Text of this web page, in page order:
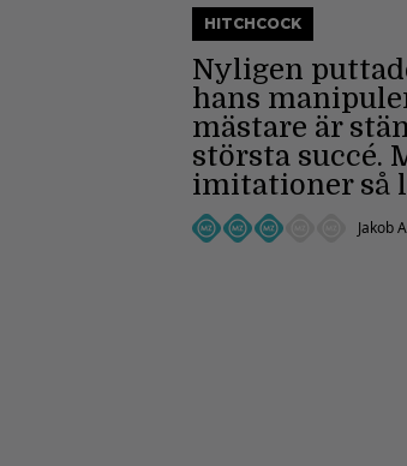
HITCHCOCK
Nyligen
hans
mästare är
största succé.
imitationer så
Jakob